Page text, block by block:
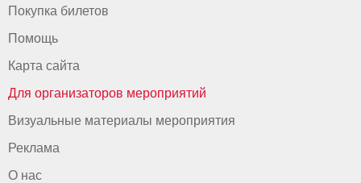
Покупка билетов
Помощь
Карта сайта
Для организаторов мероприятий
Визуальные материалы мероприятия
Реклама
О нас